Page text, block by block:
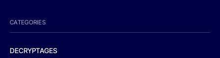
CATEGORIES
DECRYPTAGES